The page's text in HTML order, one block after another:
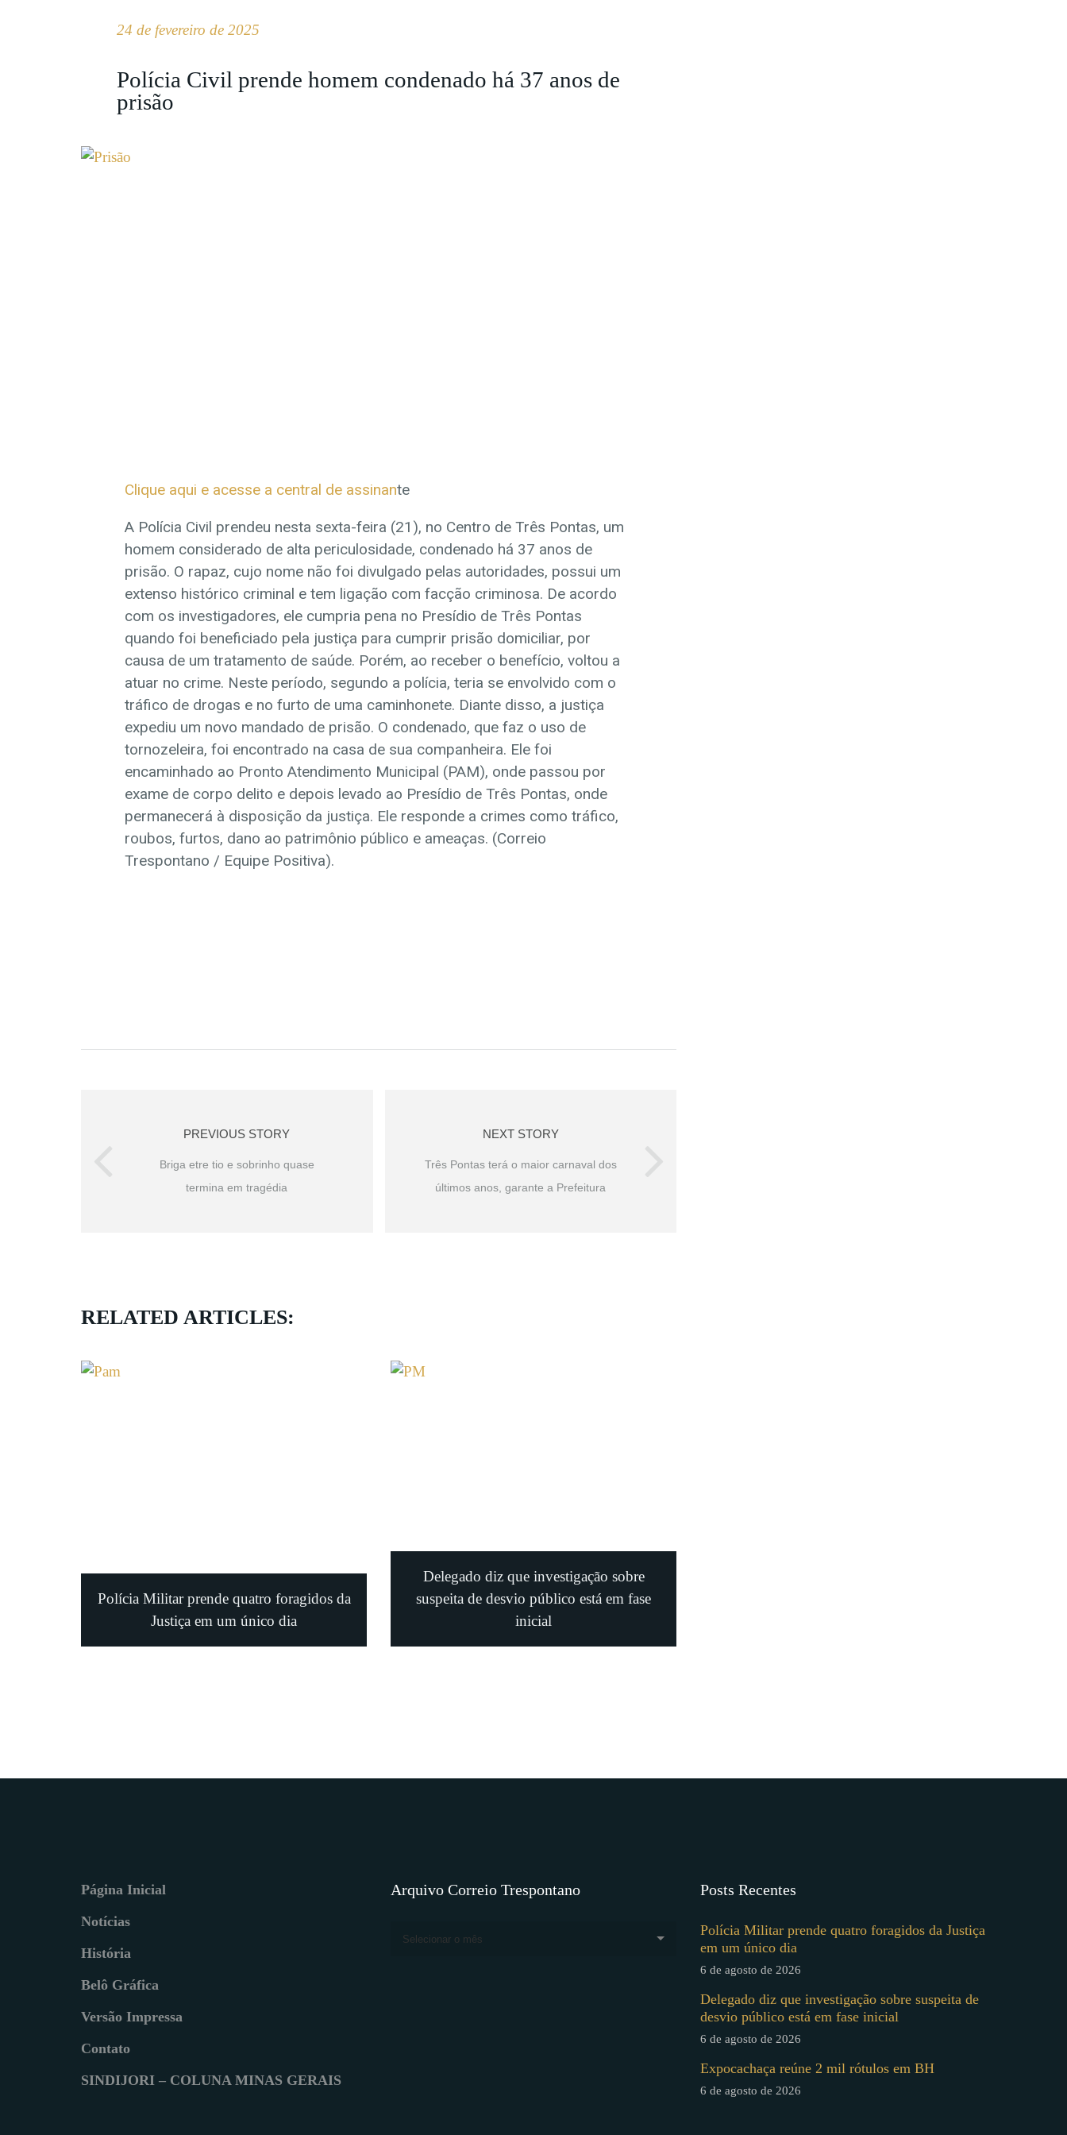
24 de fevereiro de 2025
Polícia Civil prende homem condenado há 37 anos de
prisão
Clique aqui e acesse a central de assinante
A Polícia Civil prendeu nesta sexta-feira (21), no Centro de Três Pontas, um
homem considerado de alta periculosidade, condenado há 37 anos de
prisão. O rapaz, cujo nome não foi divulgado pelas autoridades, possui um
extenso histórico criminal e tem ligação com facção criminosa. De acordo
com os investigadores, ele cumpria pena no Presídio de Três Pontas
quando foi beneficiado pela justiça para cumprir prisão domiciliar, por
causa de um tratamento de saúde. Porém, ao receber o benefício, voltou a
atuar no crime. Neste período, segundo a polícia, teria se envolvido com o
tráfico de drogas e no furto de uma caminhonete. Diante disso, a justiça
expediu um novo mandado de prisão. O condenado, que faz o uso de
tornozeleira, foi encontrado na casa de sua companheira. Ele foi
encaminhado ao Pronto Atendimento Municipal (PAM), onde passou por
exame de corpo delito e depois levado ao Presídio de Três Pontas, onde
permanecerá à disposição da justiça. Ele responde a crimes como tráfico,
roubos, furtos, dano ao patrimônio público e ameaças. (Correio
Trespontano / Equipe Positiva).
PREVIOUS STORY
Briga etre tio e sobrinho quase
termina em tragédia
NEXT STORY
Três Pontas terá o maior carnaval dos
últimos anos, garante a Prefeitura
RELATED ARTICLES:
Polícia Militar prende quatro foragidos da
Justiça em um único dia
Delegado diz que investigação sobre
suspeita de desvio público está em fase
inicial
Página Inicial
Notícias
História
Belô Gráfica
Versão Impressa
Contato
SINDIJORI – COLUNA MINAS GERAIS
Arquivo Correio Trespontano
Selecionar o mês
Posts Recentes
Polícia Militar prende quatro foragidos da Justiça
em um único dia
6 de agosto de 2026
Delegado diz que investigação sobre suspeita de
desvio público está em fase inicial
6 de agosto de 2026
Expocachaça reúne 2 mil rótulos em BH
6 de agosto de 2026